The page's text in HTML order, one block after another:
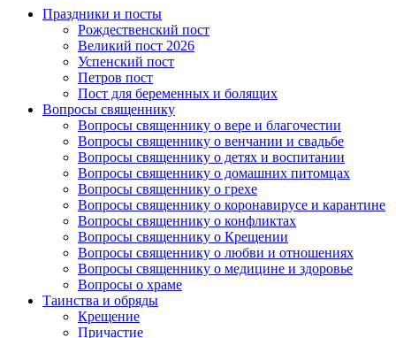
Праздники и посты
Рождественский пост
Великий пост 2026
Успенский пост
Петров пост
Пост для беременных и болящих
Вопросы священнику
Вопросы священнику о вере и благочестии
Вопросы священнику о венчании и свадьбе
Вопросы священнику о детях и воспитании
Вопросы священнику о домашних питомцах
Вопросы священнику о грехе
Вопросы священнику о коронавирусе и карантине
Вопросы священнику о конфликтах
Вопросы священнику о Крещении
Вопросы священнику о любви и отношениях
Вопросы священнику о медицине и здоровье
Вопросы о храме
Таинства и обряды
Крещение
Причастие